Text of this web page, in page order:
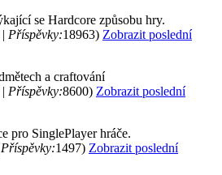
se Hardcore způsobu hry.
Příspěvky:18963) Zobrazit poslední
a craftování
Příspěvky:8600) Zobrazit poslední
pro SinglePlayer hráče.
Příspěvky:1497) Zobrazit poslední